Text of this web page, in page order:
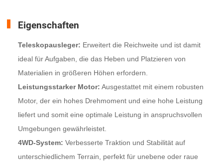
Eigenschaften
Teleskopausleger: Erweitert die Reichweite und ist damit
ideal für Aufgaben, die das Heben und Platzieren von
Materialien in größeren Höhen erfordern.
Leistungsstarker Motor: Ausgestattet mit einem robusten
Motor, der ein hohes Drehmoment und eine hohe Leistung
liefert und somit eine optimale Leistung in anspruchsvollen
Umgebungen gewährleistet.
4WD-System: Verbesserte Traktion und Stabilität auf
unterschiedlichem Terrain, perfekt für unebene oder raue